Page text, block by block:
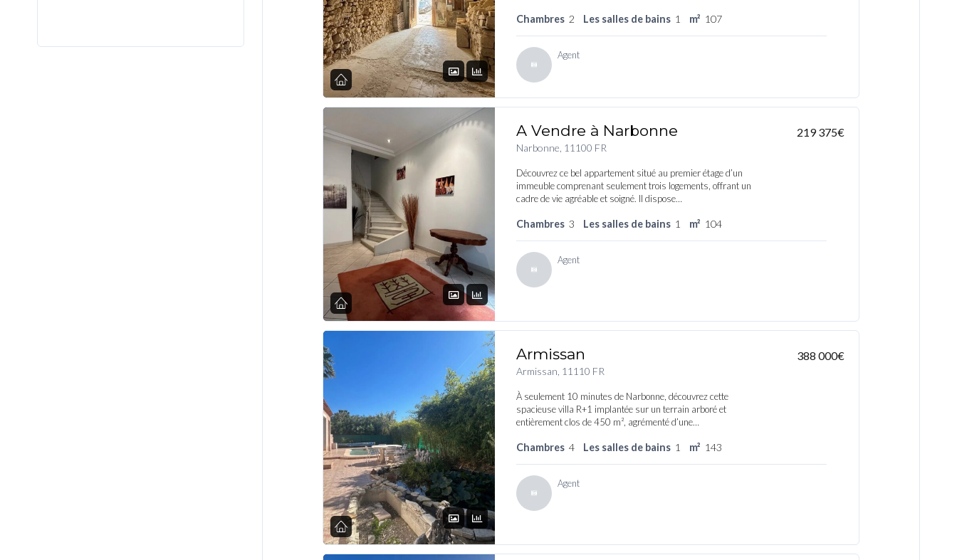
Chambres 2 Les salles de bains 1 m² 107
Agent
A Vendre à Narbonne
Narbonne, 11100 FR
219 375€
Découvrez ce bel appartement situé au premier étage d’un
immeuble comprenant seulement trois logements, offrant un
cadre de vie agréable et soigné. Il dispose…
Chambres 3 Les salles de bains 1 m² 104
Agent
Armissan
Armissan, 11110 FR
388 000€
À seulement 10 minutes de Narbonne, découvrez cette
spacieuse villa R+1 implantée sur un terrain arboré et
entièrement clos de 450 m², agrémenté d’une…
Chambres 4 Les salles de bains 1 m² 143
Agent